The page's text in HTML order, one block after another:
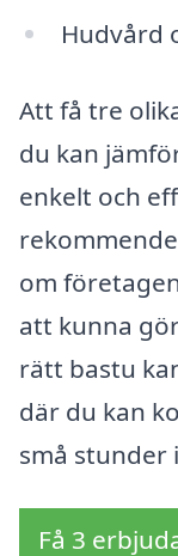
Hudvård
Att få tre
du kan
enkelt och
om
att kunna
rätt bastu
där du kan
små stunder
Få 3